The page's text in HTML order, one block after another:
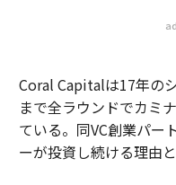
Coral Capitalは17年の
まで全ラウンドでカミ
ている。同VC創業パー
ーが投資し続ける理由と